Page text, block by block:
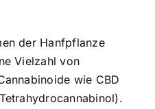
der Hanfpflanze
Vielzahl von
wie CBD